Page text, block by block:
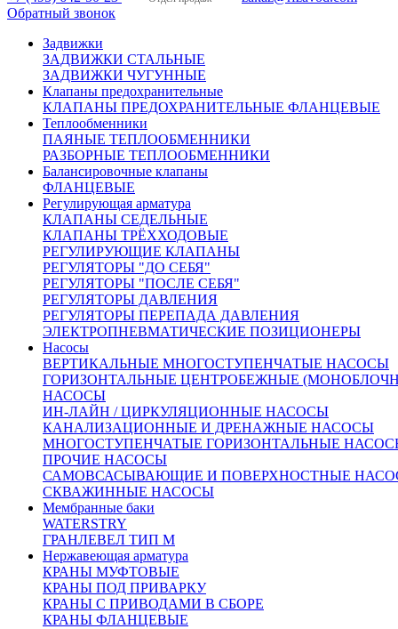
Обратный звонок
Задвижки
ЗАДВИЖКИ СТАЛЬНЫЕ
ЗАДВИЖКИ ЧУГУННЫЕ
Клапаны предохранительные
КЛАПАНЫ ПРЕДОХРАНИТЕЛЬНЫЕ ФЛАНЦЕВЫЕ
Теплообменники
ПАЯНЫЕ ТЕПЛООБМЕННИКИ
РАЗБОРНЫЕ ТЕПЛООБМЕННИКИ
Балансировочные клапаны
ФЛАНЦЕВЫЕ
Регулирующая арматура
КЛАПАНЫ СЕДЕЛЬНЫЕ
КЛАПАНЫ ТРЁХХОДОВЫЕ
РЕГУЛИРУЮЩИЕ КЛАПАНЫ
РЕГУЛЯТОРЫ "ДО СЕБЯ"
РЕГУЛЯТОРЫ "ПОСЛЕ СЕБЯ"
РЕГУЛЯТОРЫ ДАВЛЕНИЯ
РЕГУЛЯТОРЫ ПЕРЕПАДА ДАВЛЕНИЯ
ЭЛЕКТРОПНЕВМАТИЧЕСКИЕ ПОЗИЦИОНЕРЫ
Насосы
ВЕРТИКАЛЬНЫЕ МНОГОСТУПЕНЧАТЫЕ НАСОСЫ
ГОРИЗОНТАЛЬНЫЕ ЦЕНТРОБЕЖНЫЕ
НАСОСЫ
ИН-ЛАЙН / ЦИРКУЛЯЦИОННЫЕ НАСОСЫ
КАНАЛИЗАЦИОННЫЕ И ДРЕНАЖНЫЕ НАСОСЫ
МНОГОСТУПЕНЧАТЫЕ ГОРИЗОНТАЛЬНЫЕ
ПРОЧИЕ НАСОСЫ
САМОВСАСЫВАЮЩИЕ И ПОВЕРХНОСТНЫЕ
СКВАЖИННЫЕ НАСОСЫ
Мембранные баки
WATERSTRY
ГРАНЛЕВЕЛ ТИП М
Нержавеющая арматура
КРАНЫ МУФТОВЫЕ
КРАНЫ ПОД ПРИВАРКУ
КРАНЫ С ПРИВОДАМИ В СБОРЕ
КРАНЫ ФЛАНЦЕВЫЕ
701583
Регулирующий клапан КПСР 110 Ду20
Ру25 с эл. приводом AUMA ES05-11
чугунный
Показать характеристики
Рабочая среда:вода, воздух, пар, этиленгликоль,
нейтральные среды.
Рабочее давление:25 бар.
Рабочая температура:-15 до +150°С
Температура окр. среды:-15 до +50°С
Kvs, куб.м/ч:1,6; 2,5; 4,0; 6,3.
Ход штока:5 мм.
Класс герметичности затвора:А по ГОСТ 9544-2005.
Управление:Электропривод AUMA ES05
Производство:Беларусь.
Вес:7,0 кг.
38 694 руб.
(цена с НДС)
Детально Запросить счёт Купить в 1 клик
701585
Регулирующий клапан КПСР 110 Ду25
Ру25 с эл. приводом AUMA ES05-11
чугунный